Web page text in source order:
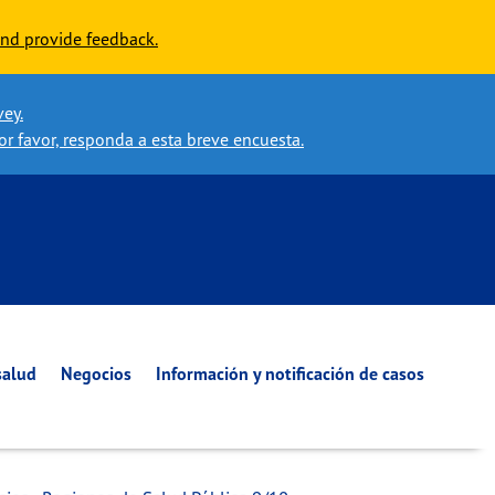
provide feedback.
favor, responda a esta breve encuesta.
Negocios Información y notificación de casos